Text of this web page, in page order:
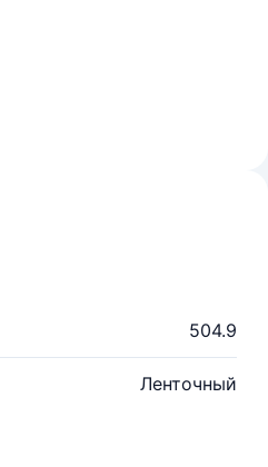
504.9
Ленточный